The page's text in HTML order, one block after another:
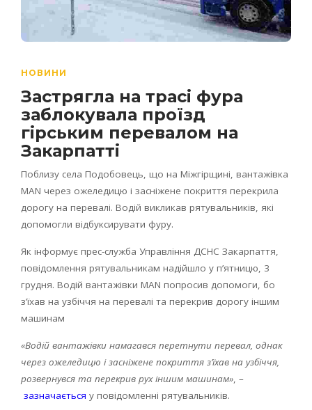
НОВИНИ
Застрягла на трасі фура
заблокувала проїзд
гірським перевалом на
Закарпатті
Поблизу села Подобовець, що на Міжгірщині, вантажівка
MAN через ожеледицю і засніжене покриття перекрила
дорогу на перевалі. Водій викликав рятувальників, які
допомогли відбуксирувати фуру.
Як інформує прес-служба Управління ДСНС Закарпаття,
повідомлення рятувальникам надійшло у п’ятницю, 3
грудня. Водій вантажівки MAN попросив допомоги, бо
з’їхав на узбіччя на перевалі та перекрив дорогу іншим
машинам
«Водій вантажівки намагався перетнути перевал, однак
через ожеледицю і засніжене покриття з’їхав на узбіччя,
розвернувся та перекрив рух іншим машинам», –
зазначається у повідомленні рятувальників.